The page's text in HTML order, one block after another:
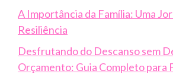
A Importância da Família: Uma
Resiliência
Desfrutando do Descanso sem
Orçamento: Guia Completo para